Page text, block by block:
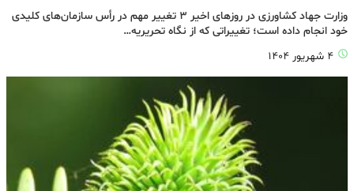
وزارت جهاد کشاورزی در روزهای اخیر 3 تغییر مهم در رأس سازمان‌های کلیدی
خود انجام داده است؛ تغییراتی که از نگاه تحریریه…
۴ شهریور ۱۴۰۴